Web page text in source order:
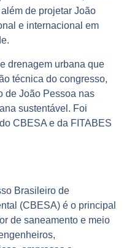
de projetar João
e internacional em
drenagem urbana que
técnica do congresso,
de João Pessoa nas
sustentável. Foi
CBESA e da FITABES
Brasileiro de
(CBESA) é o principal
de saneamento e meio